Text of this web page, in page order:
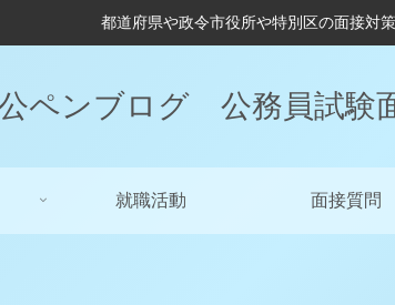
都道府県や政令市役所や特別区の面接対策
ペンブログ 公務員試験
就職活動 面接質問